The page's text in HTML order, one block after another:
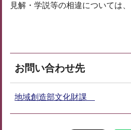
見解・学説等の相違については、
お問い合わせ先
地域創造部文化財課